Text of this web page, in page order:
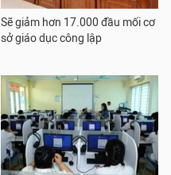
Sẽ giảm hơn 17.000 đầu mối cơ
sở giáo dục công lập